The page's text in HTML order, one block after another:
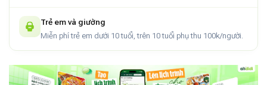
Trẻ em và giường
Miễn phí trẻ em dưới 10 tuổi, trên 10 tuổi phụ thu 100k/người.